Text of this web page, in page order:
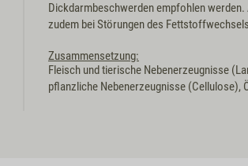
Dickdarmbeschwerden empfohlen
zudem bei Störungen des
Zusammensetzung:
Fleisch und tierische Nebenerzeugnisse
pflanzliche Nebenerzeugnisse (Cellulose),